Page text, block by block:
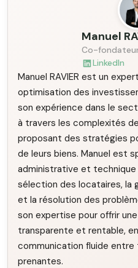
Manuel
Co-
LinkedIn
Manuel RAVIER est un
optimisation des
son expérience dans le
à travers les complexités
proposant des stratégies
de leurs biens. Manuel est
administrative et
sélection des locataires, la
et la résolution des
son expertise pour offrir
transparente et rentable,
communication fluide
prenantes.